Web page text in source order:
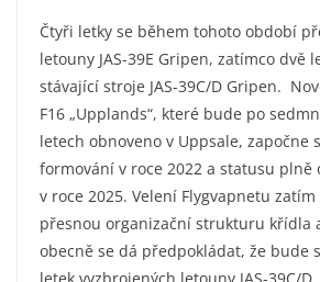
Čtyři letky se během tohoto období
letouny JAS-39E Gripen, zatímco dvě
stávající stroje JAS-39C/D Gripen.
F16 „Upplands“, které bude po
letech obnoveno v Uppsale, započne
formování v roce 2022 a statusu plně
v roce 2025. Velení Flygvapnetu
přesnou organizační strukturu křídla
obecně se dá předpokládat, že bude